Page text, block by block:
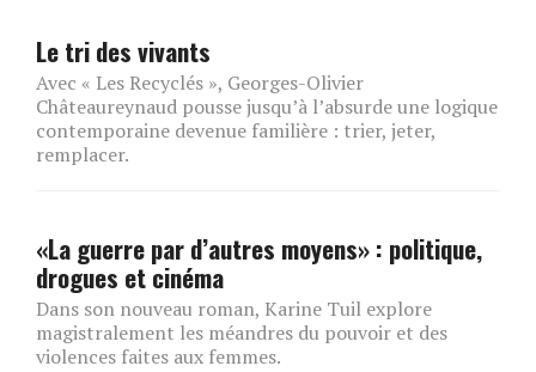
Le tri des vivants
Avec « Les Recyclés », Georges-Olivier
Châteaureynaud pousse jusqu’à l’absurde une logique
contemporaine devenue familière : trier, jeter,
remplacer.
«La guerre par d’autres moyens» : politique,
drogues et cinéma
Dans son nouveau roman, Karine Tuil explore
magistralement les méandres du pouvoir et des
violences faites aux femmes.